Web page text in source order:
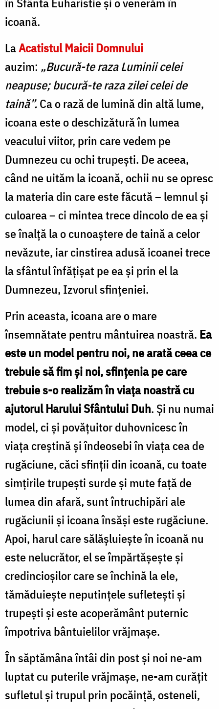
icoană.
LaAcatistul Maicii Domnului
auzim: „Bucură-te raza Luminii celei
neapuse; bucură-te raza zilei celei de
taină”.Ca o rază de lumină din altă lume,
icoana este o deschizătură în lumea
veacului viitor, prin care vedem pe
Dumnezeu cu ochi trupești. De aceea,
când ne uităm la icoană, ochii nu se opresc
la materia din care este făcută – lemnul și
culoarea – ci mintea trece dincolo de ea și
se înalță la o cunoaștere de taină a celor
nevăzute, iar cinstirea adusă icoanei trece
la sfântul înfățișat pe ea și prin el la
Dumnezeu, Izvorul sfințeniei.
Prin aceasta, icoana are o mare
însemnătate pentru mântuirea noastră. Ea
este un model pentru noi, ne arată ceea ce
trebuie să fim și noi, sfințenia pe care
trebuie s-o realizăm în viața noastră cu
ajutorul Harului Sfântului Duh. Și nu numai
model, ci și povățuitor duhovnicesc în
viața creștină și îndeosebi în viața cea de
rugăciune, căci sfinții din icoană, cu toate
simțirile trupești surde și mute față de
lumea din afară, sunt întruchipări ale
rugăciunii și icoana însăși este rugăciune.
Apoi, harul care sălășluiește în icoană nu
este nelucrător, el se împărtășește și
credincioșilor care se închină la ele,
tămăduiește neputințele sufletești și
trupești și este acoperământ puternic
împotriva bântuielilor vrăjmașe.
În săptămâna întâi din post și noi ne-am
luptat cu puterile vrăjmașe, ne-am curățit
sufletul și trupul prin pocăință, osteneli,